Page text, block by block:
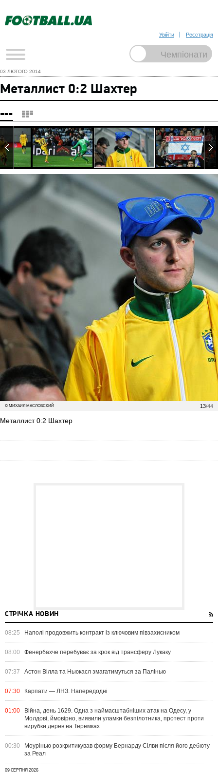
Увійти Реєстрація
03 ЛЮТОГО 2014
Металлист 0:2 Шахтер
13/44
© МИХАИЛ МАСЛОВСКИЙ
Металлист 0:2 Шахтер
СТРІЧКА НОВИН
08:25 Наполі продовжить контракт із ключовим півзахисником
08:00 Фенербахче перебуває за крок від трансферу Лукаку
07:37 Астон Вілла та Ньюкасл змагатимуться за Палінью
07:30 Карпати — ЛНЗ. Напередодні
01:00
Війна, день 1629. Одна з наймасштабніших атак на Одесу, у
Молдові, ймовірно, виявили уламки безпілотника, протест проти
вирубки дерев на Теремках
00:30
Моурінью розкритикував форму Бернарду Сілви після його дебюту
за Реал
09 СЕРПНЯ 2026